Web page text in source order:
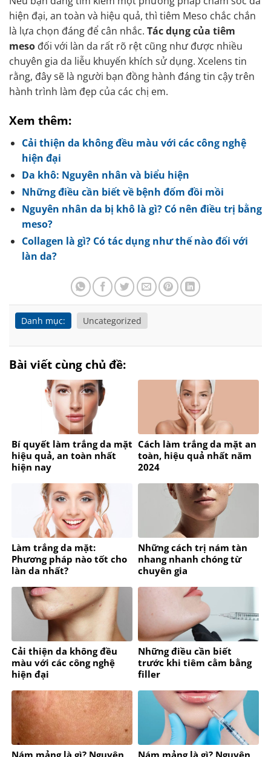
hiện đại, an toàn và hiệu quả, thì tiêm Meso chắc chắn
là lựa chọn đáng để cân nhắc. Tác dụng của tiêm
meso đối với làn da rất rõ rệt cũng như được nhiều
chuyên gia da liễu khuyến khích sử dụng. Xcelens tin
rằng, đây sẽ là người bạn đồng hành đáng tin cậy trên
hành trình làm đẹp của các chị em.
Xem thêm:
Cải thiện da không đều màu với các công nghệ
hiện đại
Da khô: Nguyên nhân và biểu hiện
Những điều cần biết về bệnh đốm đồi mồi
Nguyên nhân da bị khô là gì? Có nên điều trị bằng
meso?
Collagen là gì? Có tác dụng như thế nào đối với
làn da?
Danh mục: Uncategorized
Bài viết cùng chủ đề:
Bí quyết làm trắng da mặt
hiệu quả, an toàn nhất
hiện nay
Cách làm trắng da mặt an
toàn, hiệu quả nhất năm
2024
Làm trắng da mặt:
Phương pháp nào tốt cho
làn da nhất?
Những cách trị nám tàn
nhang nhanh chóng từ
chuyên gia
Cải thiện da không đều
màu với các công nghệ
hiện đại
Những điều cần biết
trước khi tiêm cằm bằng
filler